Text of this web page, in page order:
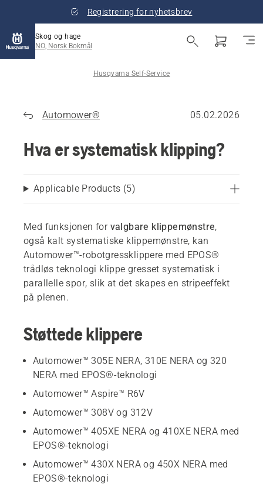
Registrering for nyhetsbrev
Skog og hage
NO, Norsk Bokmål
Husqvarna Self-Service
Automower® 05.02.2026
Hva er systematisk klipping?
Applicable Products (5)
Med funksjonen for valgbare klippemønstre,
også kalt systematiske klippemønstre, kan
Automower™-robotgressklippere med EPOS®
trådløs teknologi klippe gresset systematisk i
parallelle spor, slik at det skapes en stripeeffekt
på plenen.
Støttede klippere
Automower™ 305E NERA, 310E NERA og 320
NERA med EPOS®-teknologi
Automower™ Aspire™ R6V
Automower™ 308V og 312V
Automower™ 405XE NERA og 410XE NERA med
EPOS®-teknologi
Automower™ 430X NERA og 450X NERA med
EPOS®-teknologi